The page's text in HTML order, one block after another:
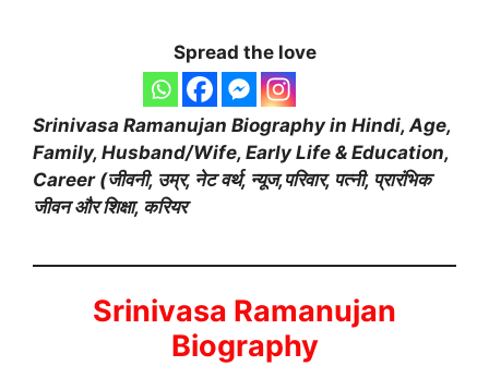
Spread the love
Srinivasa Ramanujan Biographyin Hindi, Age,
Family, Husband/Wife, Early Life & Education,
Career (जीवनी, उम्र, नेट वर्थ, न्यूज,परिवार, पत्नी, प्रारंभिक
जीवन और शिक्षा, करियर
Srinivasa Ramanujan
Biography